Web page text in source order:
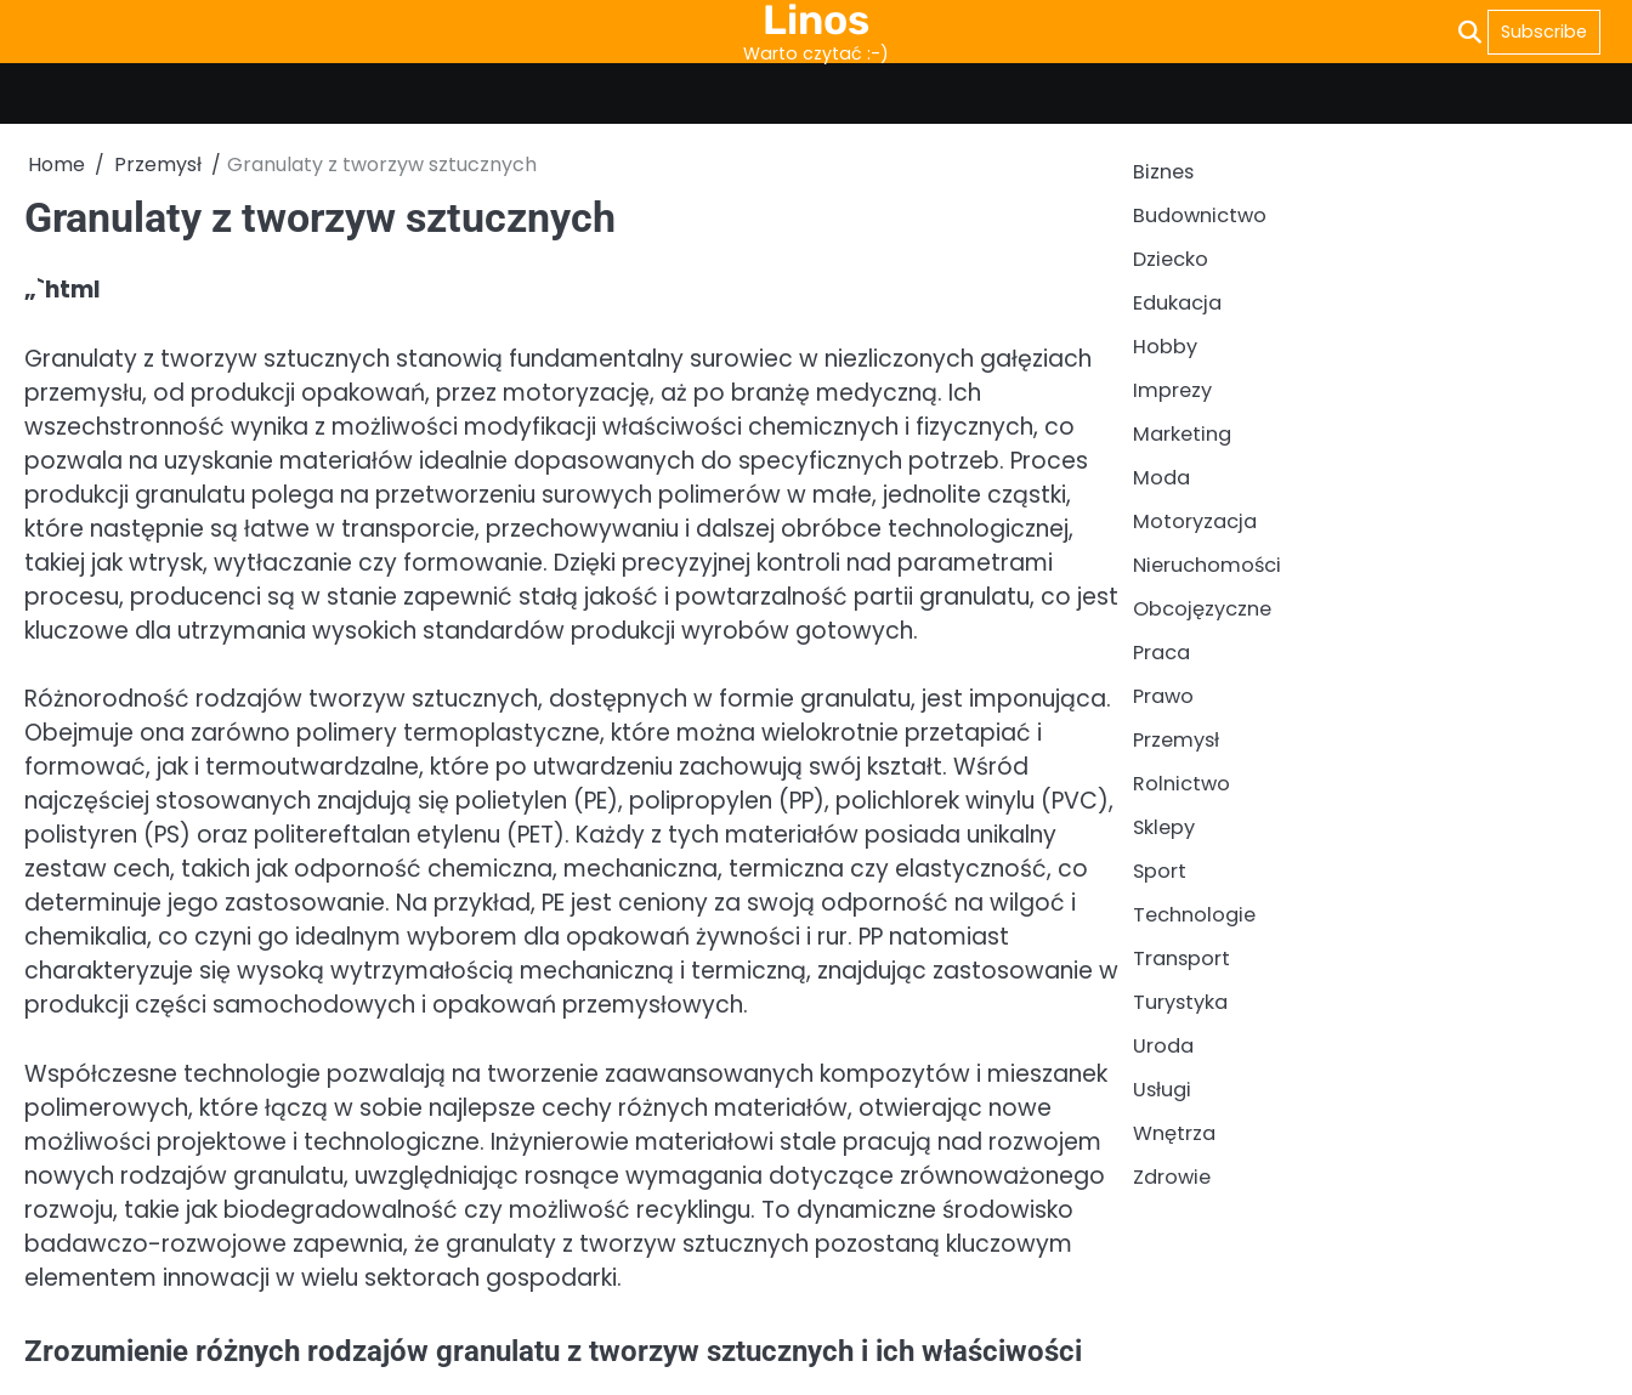
content
Linos
Warto czytać :-)
Subscribe
Home Przemysł Granulaty z tworzyw sztucznych
Granulaty z tworzyw sztucznych
„`html
Granulaty z tworzyw sztucznych stanowią fundamentalny surowiec w niezliczonych gałęziach
przemysłu, od produkcji opakowań, przez motoryzację, aż po branżę medyczną. Ich
wszechstronność wynika z możliwości modyfikacji właściwości chemicznych i fizycznych, co
pozwala na uzyskanie materiałów idealnie dopasowanych do specyficznych potrzeb. Proces
produkcji granulatu polega na przetworzeniu surowych polimerów w małe, jednolite cząstki,
które następnie są łatwe w transporcie, przechowywaniu i dalszej obróbce technologicznej,
takiej jak wtrysk, wytłaczanie czy formowanie. Dzięki precyzyjnej kontroli nad parametrami
procesu, producenci są w stanie zapewnić stałą jakość i powtarzalność partii granulatu, co jest
kluczowe dla utrzymania wysokich standardów produkcji wyrobów gotowych.
Różnorodność rodzajów tworzyw sztucznych, dostępnych w formie granulatu, jest imponująca.
Obejmuje ona zarówno polimery termoplastyczne, które można wielokrotnie przetapiać i
formować, jak i termoutwardzalne, które po utwardzeniu zachowują swój kształt. Wśród
najczęściej stosowanych znajdują się polietylen (PE), polipropylen (PP), polichlorek winylu (PVC),
polistyren (PS) oraz politereftalan etylenu (PET). Każdy z tych materiałów posiada unikalny
zestaw cech, takich jak odporność chemiczna, mechaniczna, termiczna czy elastyczność, co
determinuje jego zastosowanie. Na przykład, PE jest ceniony za swoją odporność na wilgoć i
chemikalia, co czyni go idealnym wyborem dla opakowań żywności i rur. PP natomiast
charakteryzuje się wysoką wytrzymałością mechaniczną i termiczną, znajdując zastosowanie w
produkcji części samochodowych i opakowań przemysłowych.
Współczesne technologie pozwalają na tworzenie zaawansowanych kompozytów i mieszanek
polimerowych, które łączą w sobie najlepsze cechy różnych materiałów, otwierając nowe
możliwości projektowe i technologiczne. Inżynierowie materiałowi stale pracują nad rozwojem
nowych rodzajów granulatu, uwzględniając rosnące wymagania dotyczące zrównoważonego
rozwoju, takie jak biodegradowalność czy możliwość recyklingu. To dynamiczne środowisko
badawczo-rozwojowe zapewnia, że granulaty z tworzyw sztucznych pozostaną kluczowym
elementem innowacji w wielu sektorach gospodarki.
Zrozumienie różnych rodzajów granulatu z tworzyw sztucznych i ich właściwości
Biznes
Budownictwo
Dziecko
Edukacja
Hobby
Imprezy
Marketing
Moda
Motoryzacja
Nieruchomości
Obcojęzyczne
Praca
Prawo
Przemysł
Rolnictwo
Sklepy
Sport
Technologie
Transport
Turystyka
Uroda
Usługi
Wnętrza
Zdrowie